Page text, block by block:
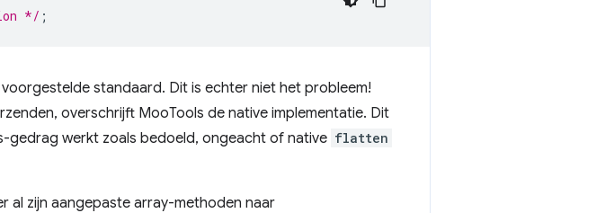
*/ ;
standaard. Dit is echter niet het probleem!
overschrijft MooTools de native implementatie. Dit
gedrag werkt zoals bedoeld, ongeacht of native flatten
al zijn aangepaste array-methoden naar